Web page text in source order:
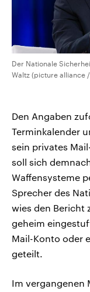
Der Nationale
Waltz (picture alliance /
Den Angaben
Terminkalender
sein privates
soll sich
Waffensysteme
Sprecher des
wies den Bericht
geheim
Mail-Konto oder
geteilt.
Im vergangenen